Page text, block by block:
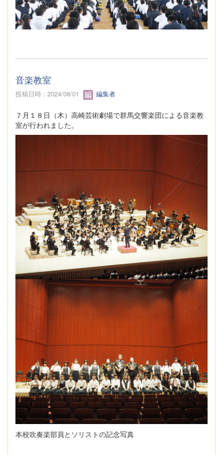
音楽教室
投稿日時 : 2024/08/01 編集者
７月１８日（木）高崎芸術劇場で群馬交響楽団による音楽教
室が行われました。
本校吹奏楽部員とソリストの記念写真